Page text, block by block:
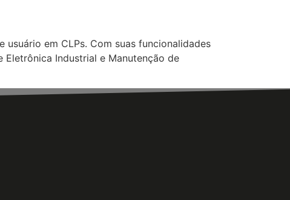
em CLPs. Com suas funcionalidades
Industrial e Manutenção de